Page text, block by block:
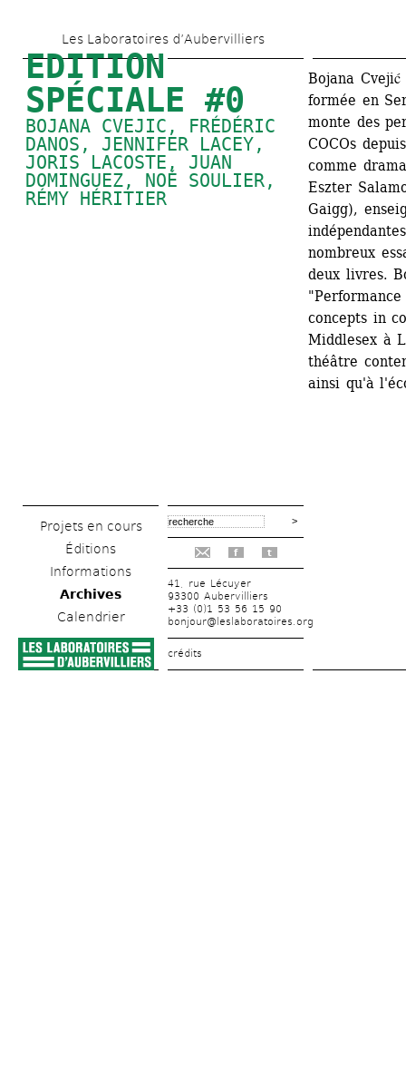
au
contenu
principal
Les Laboratoires d’Aubervilliers
EDITION
SPÉCIALE #0
BOJANA CVEJIC , FRÉDÉRIC
DANOS , JENNIFER LACEY,
JORIS LACOSTE , JUAN
DOMINGUEZ, NOÉ SOULIER,
RÉMY HÉRITIER
Projets en cours
Éditions
Informations
Archives
Calendrier
f t
41, rue Lécuyer
93300 Aubervilliers
+33 (0)1 53 56 15 90
bonjour@leslaboratoires.org
crédits
Bojana
formée en
monte des
COCOs
comme
Eszter
Gaigg),
nombreux
deux livres.
concepts in
Middlesex à
théâtre
ainsi qu'à